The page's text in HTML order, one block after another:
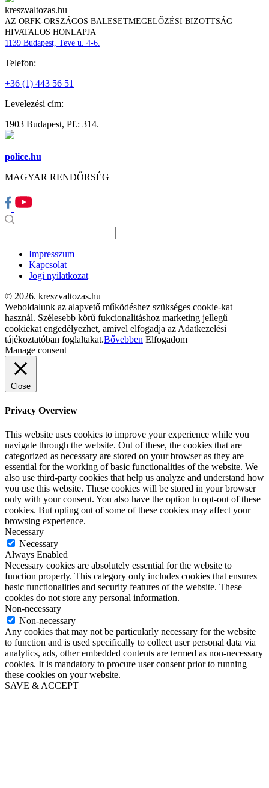
kreszvaltozas.hu
AZ ORFK-ORSZÁGOS BALESETMEGELŐZÉSI BIZOTTSÁG
HIVATALOS HONLAPJA
1139 Budapest, Teve u. 4-6.
Telefon:
+36 (1) 443 56 51
Levelezési cím:
1903 Budapest, Pf.: 314.
police.hu
MAGYAR RENDŐRSÉG
Impresszum
Kapcsolat
Jogi nyilatkozat
© 2026. kreszvaltozas.hu
Weboldalunk az alapvető működéshez szükséges cookie-kat
használ. Szélesebb körű fukcionalitáshoz marketing jellegű
cookiekat engedélyezhet, amivel elfogadja az Adatkezelési
tájékoztatóban foglaltakat.Bővebben Elfogadom
Manage consent
Close
Privacy Overview
This website uses cookies to improve your experience while you
navigate through the website. Out of these, the cookies that are
categorized as necessary are stored on your browser as they are
essential for the working of basic functionalities of the website. We
also use third-party cookies that help us analyze and understand how
you use this website. These cookies will be stored in your browser
only with your consent. You also have the option to opt-out of these
cookies. But opting out of some of these cookies may affect your
browsing experience.
Necessary
Necessary
Always Enabled
Necessary cookies are absolutely essential for the website to
function properly. This category only includes cookies that ensures
basic functionalities and security features of the website. These
cookies do not store any personal information.
Non-necessary
Non-necessary
Any cookies that may not be particularly necessary for the website
to function and is used specifically to collect user personal data via
analytics, ads, other embedded contents are termed as non-necessary
cookies. It is mandatory to procure user consent prior to running
these cookies on your website.
SAVE & ACCEPT